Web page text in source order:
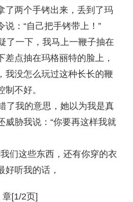
了两个手铐出来，丢到了玛
说：“自己把手铐带上！”
一下，我马上一鞭子抽在
差点抽在玛格丽特的脸上，
我没怎么玩过这种长长的鞭
不好。
了我的意思，她以为我是真
威胁我说：“你要再这样我就
们这些东西，还有你穿的衣
好听我的话，
[1/2页]